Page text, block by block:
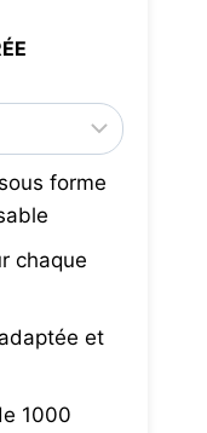
forme
chaque
et
1000